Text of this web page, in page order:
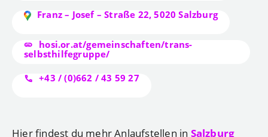
Franz – Josef – Straße 22, 5020 Salzburg
hosi.or.at/gemeinschaften/trans-
selbsthilfegruppe/
+43 / (0)662 / 43 59 27
Hier findest du mehr Anlaufstellen in Salzburg